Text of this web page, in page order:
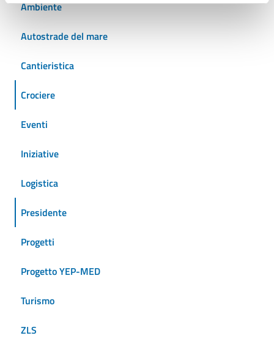
Ambiente
Autostrade del mare
Cantieristica
Crociere
Eventi
Iniziative
Logistica
Presidente
Progetti
Progetto YEP-MED
Turismo
ZLS